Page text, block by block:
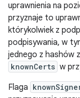
uprawnienia na
przyznaje to
którykolwiek z
podpisywania, w
jednego z hashów
knownCerts w
Flaga